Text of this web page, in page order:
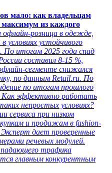
мало: как владельцам
из каждого
офлайн-розница в одежде,
условиях устойчивого
По итогам 2025 года спад
составил 8-15 %,
сегменте снижался
по данным Retail.ru. По
по итогам прошлого
Как эффективно работать
непростых условиях?
сервиса при низком
и продажам в fashion-
дает проверенные
речевых модулей.
падающего трафика
главным конкурентным